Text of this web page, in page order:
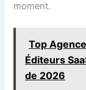
moment.
Top
Éditeurs
de 2026